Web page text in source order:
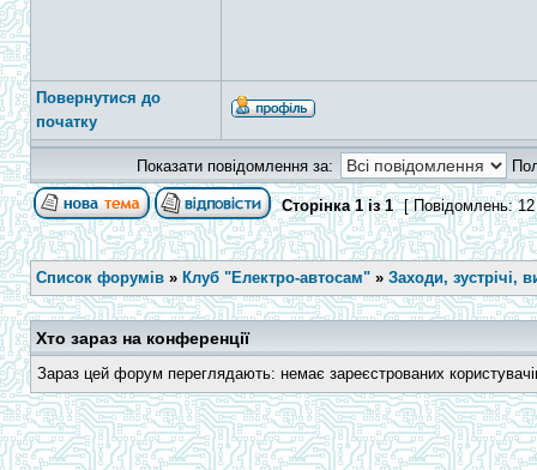
Повернутися до
початку
Показати повідомлення за:
Сторінка1із1 [ Повідомлень:
Список форумів » Клуб "Електро-автосам" » Заходи, зустрічі,
Хто зараз на конференції
Зараз цей форум переглядають: немає зареєстрованих